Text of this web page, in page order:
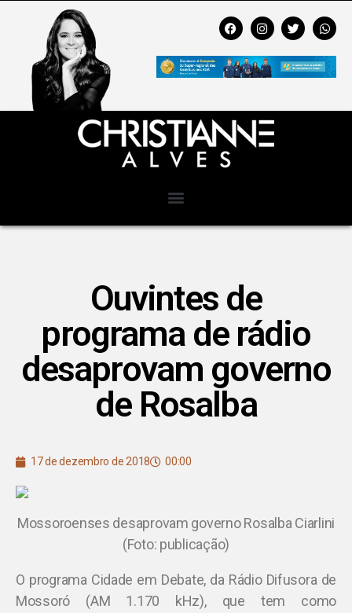
Ouvintes de
programa de rádio
desaprovam governo
de Rosalba
17 de dezembro de 2018 00:00
Mossoroenses desaprovam governo Rosalba Ciarlini
(Foto: publicação)
O programa Cidade em Debate, da Rádio Difusora de
Mossoró (AM 1.170 kHz), que tem como